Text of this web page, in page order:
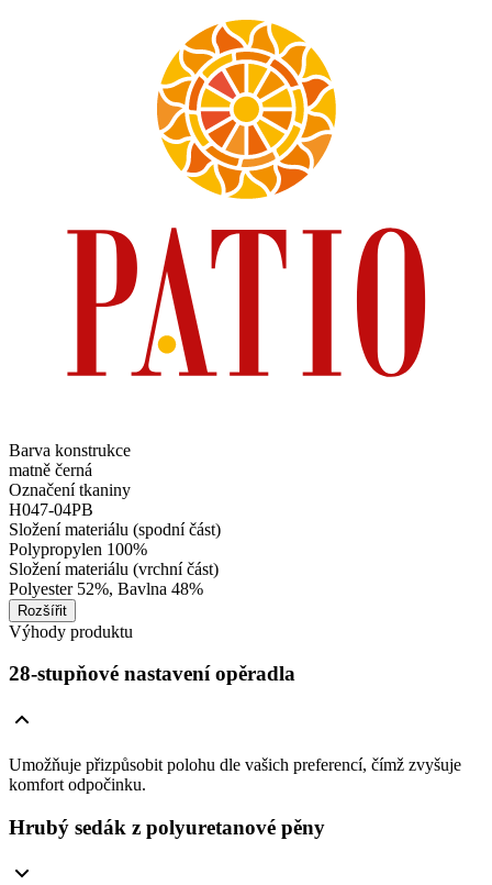
Barva konstrukce
matně černá
Označení tkaniny
H047-04PB
Složení materiálu (spodní část)
Polypropylen 100%
Složení materiálu (vrchní část)
Polyester 52%, Bavlna 48%
Rozšířit
Výhody produktu
28-stupňové nastavení opěradla
Umožňuje přizpůsobit polohu dle vašich preferencí, čímž zvyšuje
komfort odpočinku.
Hrubý sedák z polyuretanové pěny